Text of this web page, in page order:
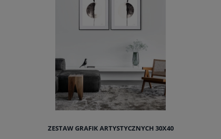
ZESTAW GRAFIK ARTYSTYCZNYCH 30X40